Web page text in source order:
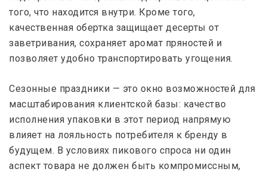
того, что находится внутри. Кроме того,
качественная обертка защищает десерты от
заветривания, сохраняет аромат пряностей и
позволяет удобно транспортировать угощения.
Сезонные праздники — это окно возможностей для
масштабирования клиентской базы: качество
исполнения упаковки в этот период напрямую
влияет на лояльность потребителя к бренду в
будущем. В условиях пикового спроса ни один
аспект товара не должен быть компромиссным,